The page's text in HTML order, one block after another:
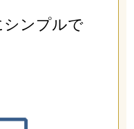
シンプルで